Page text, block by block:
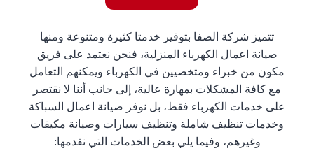
تتميز شركة الصفا بتوفير خدمتا كثيرة ومتنوعة ومنها
صيانة اعمال الكهرباء المنزلية، فنحن نعتمد على فريق
مكون من خبراء ومتخصيين في الكهرباء ويمكنهم التعامل
مع كافة المشكلات بمهارة عالية، إلى جانب أننا لا نقتصر
على خدمات الكهرباء فقط، بل نوفر صيانة اعمال السباكة
وخدمات تنظيف شاملة وتنظيف سيارات وصيانة مكيفات
وغيرهم، وفيما يلي بعض الخدمات التي نقدمها: